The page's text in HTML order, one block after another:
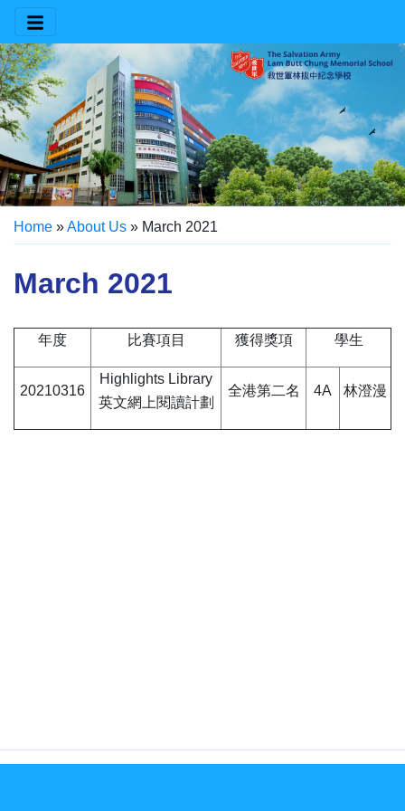
Home »About Us » March 2021
March 2021
年度 比賽項目 獲得獎項 學生
20210316
Highlights Library
英文網上閱讀計劃
全港第二名 4A 林澄漫